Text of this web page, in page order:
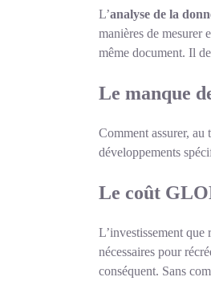
L’analyse de la
manières de mesurer
même document. Il
Le manque
Comment assurer,
développements
Le coût
L’investissement
nécessaires pour
conséquent. Sans